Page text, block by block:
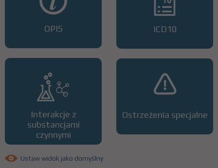
OPIS
Interakcje z
substancjami
czynnymi
ICD10
Ostrzeżenia specjalne
Ustaw widok jako domyślny